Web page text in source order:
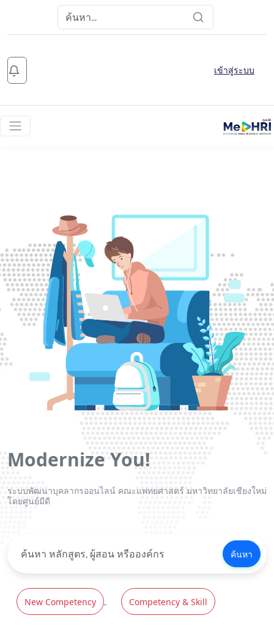
เข้าสู่ระบบ
Modernize You!
ระบบพัฒนาบุคลากรออนไลน์ คณะแพทยศาสตร์ มหาวิทยาลัยเชียงใหม่
โดยศูนย์มีดี
ค้นหา
New Competency Competency & Skill